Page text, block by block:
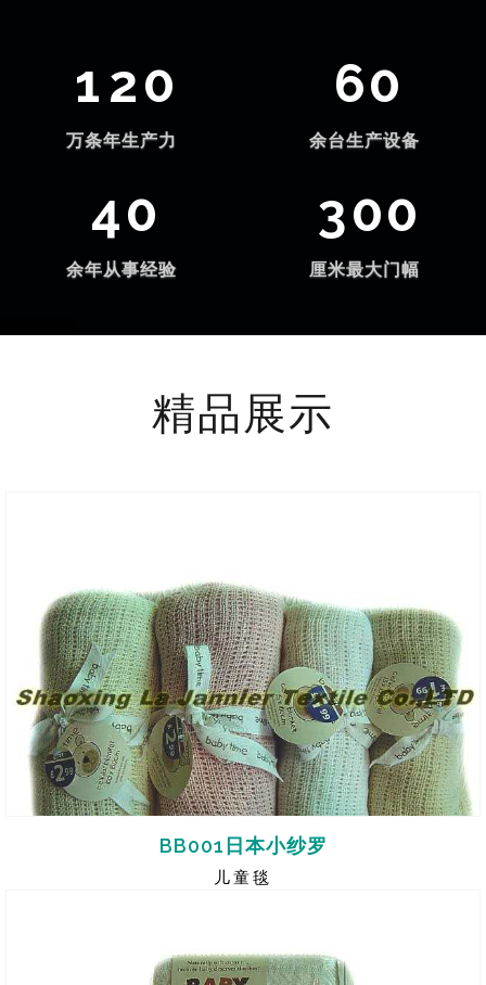
120
万条年生产力
60
余台生产设备
40
余年从事经验
300
厘米最大门幅
精品展示
BB001日本小纱罗
儿童毯